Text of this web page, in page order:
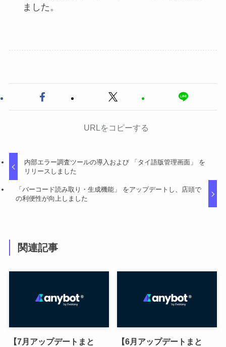
ました。
URLをコピーする
内部エラー調査ツールの導入および 「タイ語版管理画面」 を
リリースしました
「バーコード読み取り・生成機能」 をアップデートし、店頭で
の利便性が向上しました
関連記事
【7月アップデートまと
【6月アップデートまと